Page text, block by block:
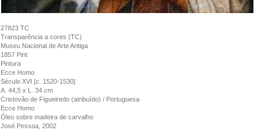
27823 TC
Transparência a cores (TC)
Museu Nacional de Arte Antiga
1857 Pint
Pintura
Ecce Homo
Século XVI [c. 1520-1530]
A. 44,5 x L. 34 cm
Cristovão de Figueiredo (atribuído) / Portuguesa
Ecce Homo
Óleo sobre madeira de carvalho
José Pessoa, 2002